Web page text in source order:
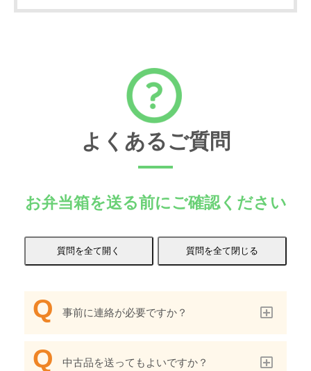
よくあるご質問
お弁当箱を送る前にご確認ください
事前に連絡が必要ですか？
中古品を送ってもよいですか？